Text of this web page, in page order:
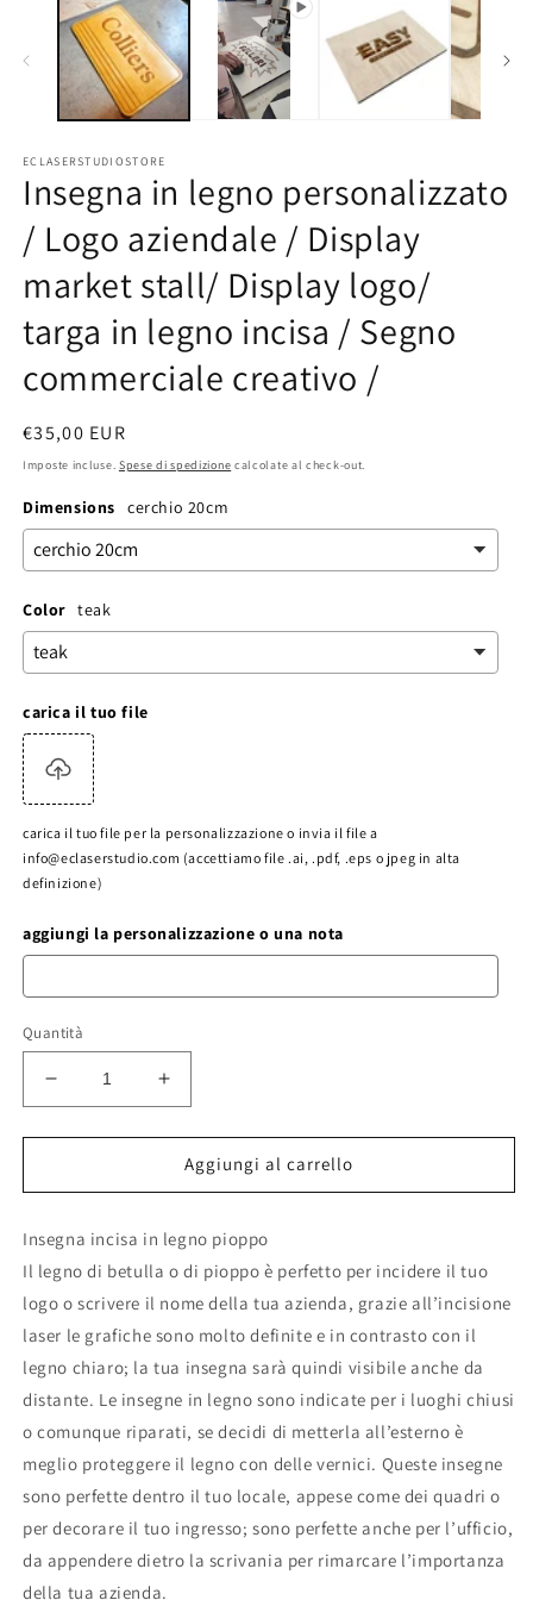
ECLASERSTUDIOSTORE
Insegna in legno personalizzato
/ Logo aziendale / Display
market stall/ Display logo/
targa in legno incisa / Segno
commerciale creativo /
Prezzo
di
€35,00 EUR
Imposte incluse. Spese di spedizione calcolate al check-out.
Dimensions cerchio 20cm
Color teak
carica il tuo file
carica il tuo file per la personalizzazione o invia il file a
info@eclaserstudio.com (accettiamo file .ai, .pdf, .eps o jpeg in alta
definizione)
aggiungi la personalizzazione o una nota
Quantità
Diminuisci
quantità
per
in
personalizzato
/
Logo
aziendale
/
Display
market
stall/
Display
logo/
targa
legno
incisa
/
Aumenta
quantità
per
Insegna
in
personalizzato
Logo
aziendale
/
Display
market
stall/
Display
logo/
targa
legno
incisa
Aggiungi al carrello
Insegna incisa in legno pioppo
Il legno di betulla o di pioppo è perfetto per incidere il tuo
logo o scrivere il nome della tua azienda, grazie all’incisione
laser le grafiche sono molto definite e in contrasto con il
legno chiaro; la tua insegna sarà quindi visibile anche da
distante. Le insegne in legno sono indicate per i luoghi chiusi
o comunque riparati, se decidi di metterla all’esterno è
meglio proteggere il legno con delle vernici. Queste insegne
sono perfette dentro il tuo locale, appese come dei quadri o
per decorare il tuo ingresso; sono perfette anche per l’ufficio,
da appendere dietro la scrivania per rimarcare l’importanza
della tua azienda.